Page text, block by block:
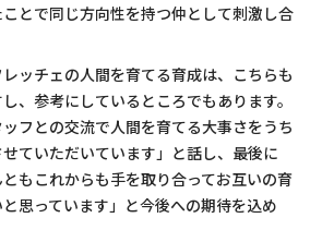
とで同じ方向性を持つ仲として刺激し合
ッチェの人間を育てる育成は、こちらも
、参考にしているところでもあります。
フとの交流で人間を育てる大事さをうち
ていただいています」と話し、最後に
ともこれからも手を取り合ってお互いの育
思っています」と今後への期待を込め